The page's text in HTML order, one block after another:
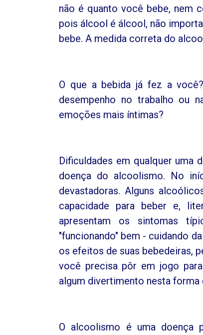
não é quanto você bebe, nem
pois álcool é álcool, não
bebe. A medida correta do
O que a bebida já fez a
desempenho no trabalho ou
emoções mais íntimas?
Dificuldades em qualquer uma
doença do alcoolismo. No
devastadoras. Alguns
capacidade para beber e,
apresentam os sintomas
"funcionando" bem - cuidando
os efeitos de suas bebedeiras,
você precisa pôr em jogo
algum divertimento nesta forma
O alcoolismo é uma doença